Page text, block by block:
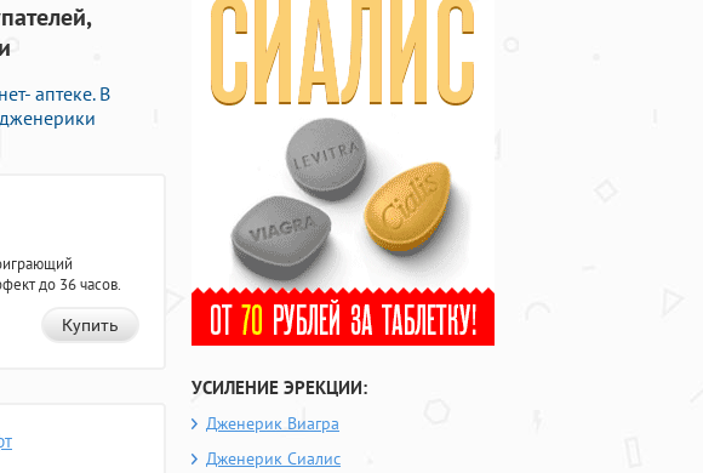
аптеке. В
до 36 часов.
Купить
УСИЛЕНИЕ ЭРЕКЦИИ:
Дженерик Виагра
Дженерик Сиалис